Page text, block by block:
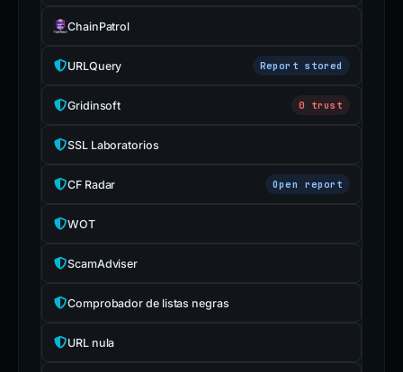
ChainPatrol
URLQuery Report stored
Gridinsoft 0 trust
SSL Laboratorios
CF Radar Open report
WOT
ScamAdviser
Comprobador de listas negras
URL nula